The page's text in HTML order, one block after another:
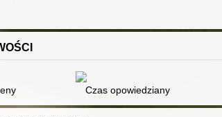
1989
w tradycji i historii rzemiosła
Czas opowiedziany